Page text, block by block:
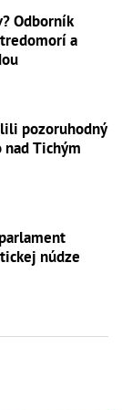
Odborník
a
pozoruhodný
Tichým
núdze